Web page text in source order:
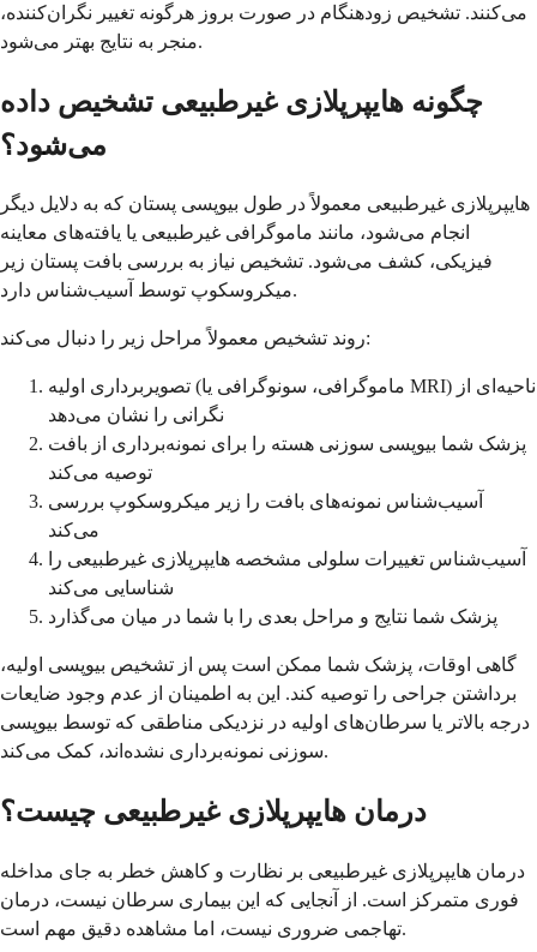
می‌کنند. تشخیص زودهنگام در صورت بروز هرگونه تغییر نگران‌کننده،
منجر به نتایج بهتر می‌شود.
چگونه هایپرپلازی غیرطبیعی تشخیص داده
می‌شود؟
هایپرپلازی غیرطبیعی معمولاً در طول بیوپسی پستان که به دلایل دیگر
انجام می‌شود، مانند ماموگرافی غیرطبیعی یا یافته‌های معاینه
فیزیکی، کشف می‌شود. تشخیص نیاز به بررسی بافت پستان زیر
میکروسکوپ توسط آسیب‌شناس دارد.
روند تشخیص معمولاً مراحل زیر را دنبال می‌کند:
تصویربرداری اولیه (ماموگرافی، سونوگرافی یا MRI) ناحیه‌ای از
نگرانی را نشان می‌دهد
پزشک شما بیوپسی سوزنی هسته را برای نمونه‌برداری از بافت
توصیه می‌کند
آسیب‌شناس نمونه‌های بافت را زیر میکروسکوپ بررسی
می‌کند
آسیب‌شناس تغییرات سلولی مشخصه هایپرپلازی غیرطبیعی را
شناسایی می‌کند
پزشک شما نتایج و مراحل بعدی را با شما در میان می‌گذارد
گاهی اوقات، پزشک شما ممکن است پس از تشخیص بیوپسی اولیه،
برداشتن جراحی را توصیه کند. این به اطمینان از عدم وجود ضایعات
درجه بالاتر یا سرطان‌های اولیه در نزدیکی مناطقی که توسط بیوپسی
سوزنی نمونه‌برداری نشده‌اند، کمک می‌کند.
درمان هایپرپلازی غیرطبیعی چیست؟
درمان هایپرپلازی غیرطبیعی بر نظارت و کاهش خطر به جای مداخله
فوری متمرکز است. از آنجایی که این بیماری سرطان نیست، درمان
تهاجمی ضروری نیست، اما مشاهده دقیق مهم است.